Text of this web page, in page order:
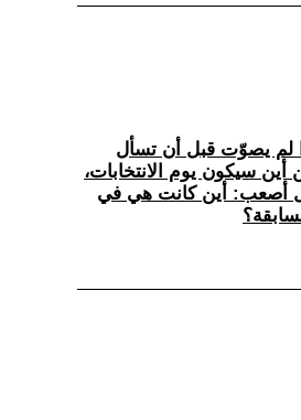
إذا لم يصوّت قبل أن تسأل
أين سيكون يوم الانتخابات،
أصعب: أين كانت هي في